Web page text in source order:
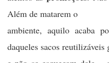
Além de matarem o
ambiente, aquilo acaba
daqueles sacos reutilizáveis